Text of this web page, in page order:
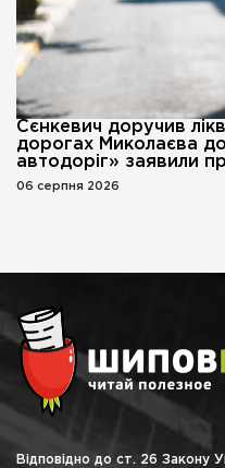
Сєнкевич доручив
дорогах Миколаєва
автодоріг» заявили
06 серпня 2026
Відповідно до ст. 26 Закону